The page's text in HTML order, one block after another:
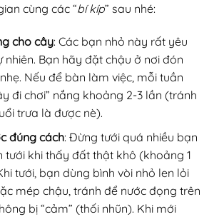
cùng các “bí kíp” sau nhé:
cho cây: Các bạn nhỏ này rất yêu
nhiên. Bạn hãy đặt chậu ở nơi đón
Nếu để bàn làm việc, mỗi tuần
đi chơi” nắng khoảng 2-3 lần (tránh
trưa là được nè).
đúng cách: Đừng tưới quá nhiều bạn
tưới khi thấy đất thật khô (khoảng 1
tưới, bạn dùng bình vòi nhỏ len lỏi
mép chậu, tránh để nước đọng trên
bị “cảm” (thối nhũn). Khi mới